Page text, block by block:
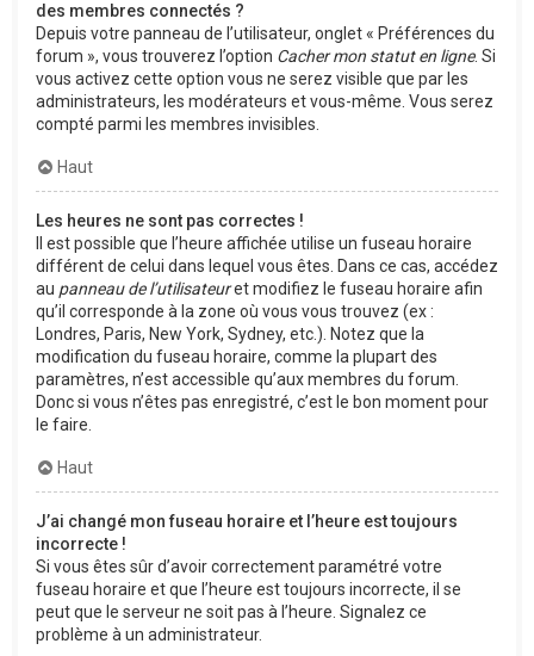
des membres connectés ?
Depuis votre panneau de l’utilisateur, onglet « Préférences du
forum », vous trouverez l’option Cacher mon statut en ligne. Si
vous activez cette option vous ne serez visible que par les
administrateurs, les modérateurs et vous-même. Vous serez
compté parmi les membres invisibles.
Haut
Les heures ne sont pas correctes !
Il est possible que l’heure affichée utilise un fuseau horaire
différent de celui dans lequel vous êtes. Dans ce cas, accédez
au panneau de l’utilisateuret modifiez le fuseau horaire afin
qu’il corresponde à la zone où vous vous trouvez (ex :
Londres, Paris, New York, Sydney, etc.). Notez que la
modification du fuseau horaire, comme la plupart des
paramètres, n’est accessible qu’aux membres du forum.
Donc si vous n’êtes pas enregistré, c’est le bon moment pour
le faire.
Haut
J’ai changé mon fuseau horaire et l’heure est toujours
incorrecte !
Si vous êtes sûr d’avoir correctement paramétré votre
fuseau horaire et que l’heure est toujours incorrecte, il se
peut que le serveur ne soit pas à l’heure. Signalez ce
problème à un administrateur.